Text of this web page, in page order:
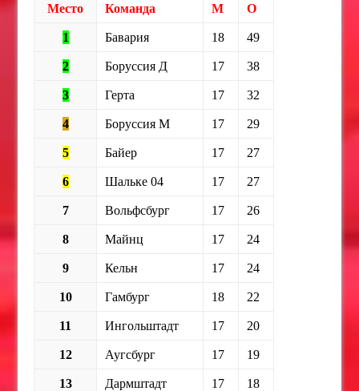
Место Команда М О
1 Бавария 18 49
2 Боруссия Д 17 38
3 Герта 17 32
4 Боруссия М 17 29
5 Байер 17 27
6 Шальке 04 17 27
7 Вольфсбург 17 26
8 Майнц 17 24
9 Кельн 17 24
10 Гамбург 18 22
11 Ингольштадт 17 20
12 Аугсбург 17 19
13 Дармштадт 17 18